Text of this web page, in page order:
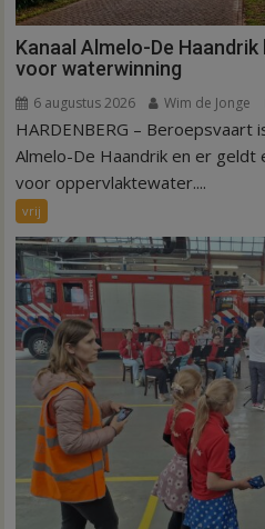
Kanaal Almelo-De
voor waterwinning
6 augustus 2026 Wim de Jonge
HARDENBERG – Beroepsvaart
Almelo-De Haandrik en er
voor oppervlaktewater....
vrij